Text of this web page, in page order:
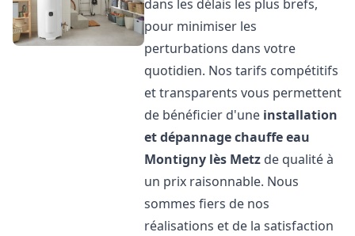
dans les délais les plus brefs,
pour minimiser les
perturbations dans votre
quotidien. Nos tarifs compétitifs
et transparents vous permettent
de bénéficier d'une installation
et dépannage chauffe eau
Montigny lès Metz de qualité à
un prix raisonnable. Nous
sommes fiers de nos
réalisations et de la satisfaction